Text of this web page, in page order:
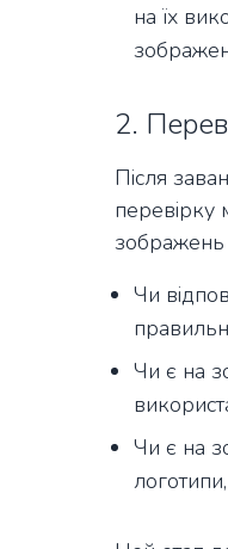
на їх
2.
Після
перевірку
зображень
Чи
Чи є на
Чи є на